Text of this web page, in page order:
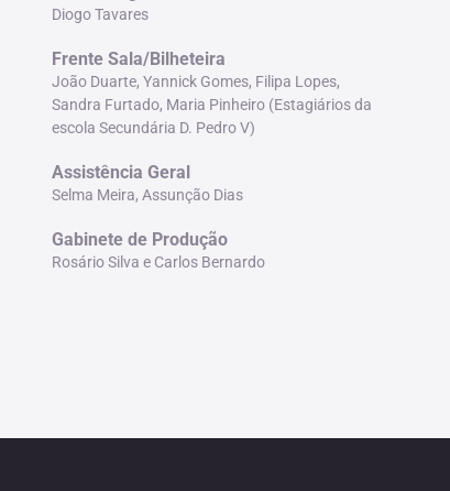
Diogo Tavares
Frente Sala/Bilheteira
João Duarte, Yannick Gomes, Filipa Lopes,
Sandra Furtado, Maria Pinheiro (Estagiários da
escola Secundária D. Pedro V)
Assistência Geral
Selma Meira, Assunção Dias
Gabinete de Produção
Rosário Silva e Carlos Bernardo